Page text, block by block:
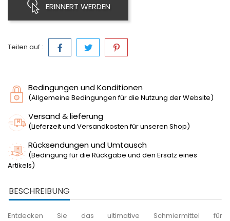
ERINNERT WERDEN
Teilen auf :
Bedingungen und Konditionen
(Allgemeine Bedingungen für die Nutzung der Website)
Versand & lieferung
(Lieferzeit und Versandkosten für unseren Shop)
Rücksendungen und Umtausch
(Bedingung für die Rückgabe und den Ersatz eines
Artikels)
BESCHREIBUNG
Entdecken Sie das ultimative Schmiermittel für